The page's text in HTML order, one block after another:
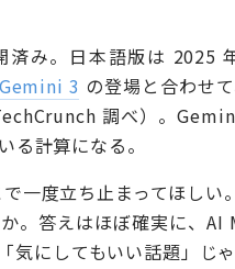
済み。日本語版は
Gemini 3 の登場と合わせ
調べ）。
る計算になる。
一度立ち止まってほしい
。答えはほぼ確実に、
気にしてもいい話題」